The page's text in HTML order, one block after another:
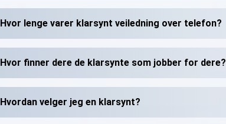
Hvor lenge varer klarsynt veiledning over telefon?
Hvor finner dere de klarsynte som jobber for dere?
Hvordan velger jeg en klarsynt?